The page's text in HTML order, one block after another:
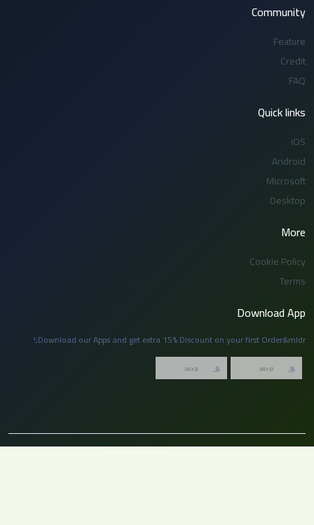
Community
Feature
Credit
FAQ
Quick links
iOS
Android
Microsoft
Desktop
More
Cookie Policy
Terms
Download App
Download our Apps and get extra 15% Discount on your first Order&mldr;!